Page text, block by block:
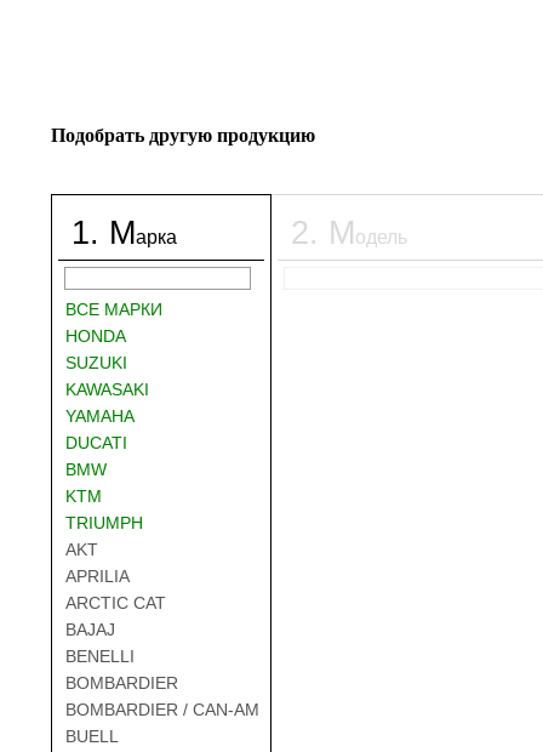
Подобрать другую продукцию
1. Марка
ВСЕ МАРКИ
HONDA
SUZUKI
KAWASAKI
YAMAHA
DUCATI
BMW
KTM
TRIUMPH
AKT
APRILIA
ARCTIC CAT
BAJAJ
BENELLI
BOMBARDIER
BOMBARDIER / CAN-AM
BUELL
2. Модель